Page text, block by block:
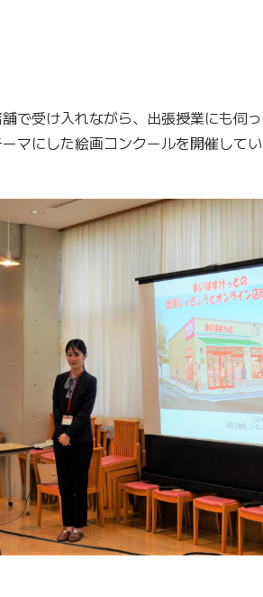
受け入れながら、出張授業にも伺
マにした絵画コンクールを開催してい